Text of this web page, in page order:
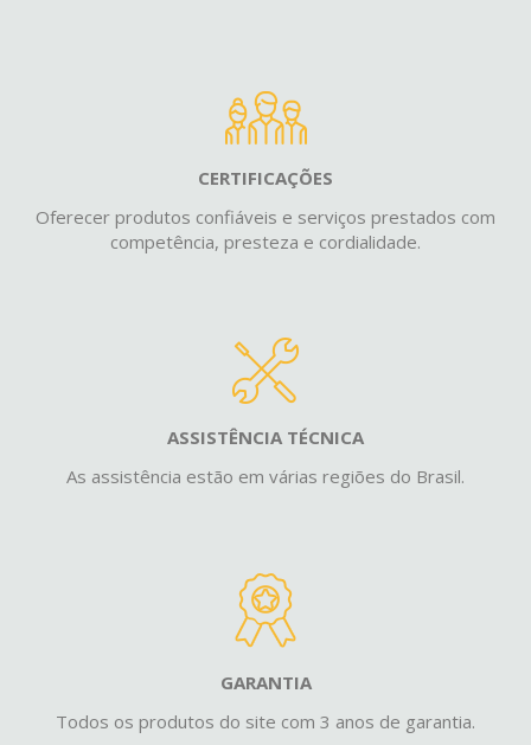
CERTIFICAÇÕES
Oferecer produtos confiáveis e serviços prestados com
competência, presteza e cordialidade.
ASSISTÊNCIA TÉCNICA
As assistência estão em várias regiões do Brasil.
GARANTIA
Todos os produtos do site com 3 anos de garantia.